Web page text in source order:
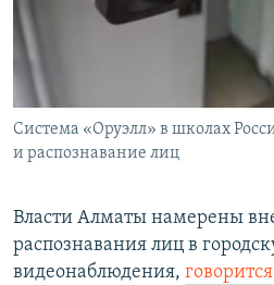
Система «Оруэлл» в школах
и распознавание лиц
Власти Алматы намерены
распознавания лиц в
видеонаблюдения, говорится